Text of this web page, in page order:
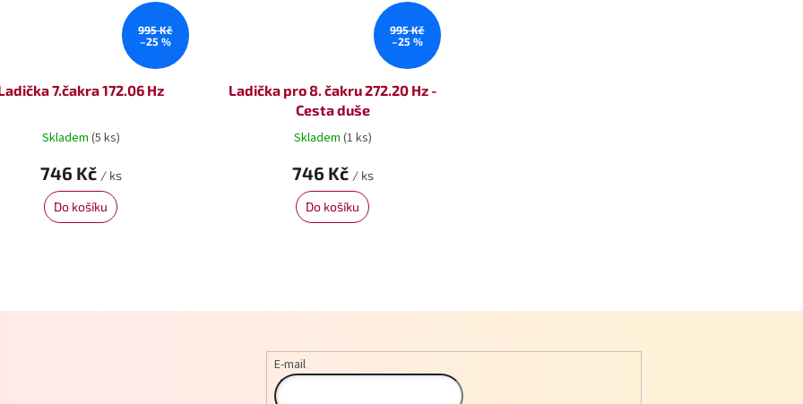
995 Kč
–25 %
7.čakra 172.06 Hz
Skladem (5 ks)
746 Kč / ks
Do košíku
995 Kč
–25 %
Ladička pro 8. čakru 272.20 Hz -
Cesta duše
Skladem (1 ks)
746 Kč / ks
Do košíku
á
a
E-mail